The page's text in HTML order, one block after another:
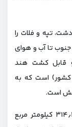
تپه و فلات را
تا آب و هوای
قابل کشت هند
۵۶٪ کل مساحت کشور) است که به
است.
سطح نواحی پوشیده از آب در هند معادل ۳۱۴٫۴۰۰ کیلومتر مربع